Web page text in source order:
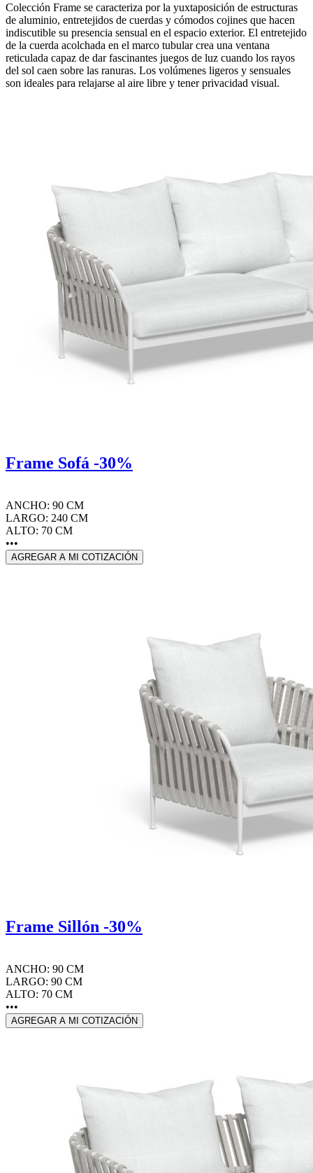
Colección Frame se caracteriza por la yuxtaposición de estructuras
de aluminio, entretejidos de cuerdas y cómodos cojines que hacen
indiscutible su presencia sensual en el espacio exterior. El entretejido
de la cuerda acolchada en el marco tubular crea una ventana
reticulada capaz de dar fascinantes juegos de luz cuando los rayos
del sol caen sobre las ranuras. Los volúmenes ligeros y sensuales
son ideales para relajarse al aire libre y tener privacidad visual.
Frame Sofá -30%
ANCHO: 90 CM
LARGO: 240 CM
ALTO: 70 CM
•••
AGREGAR A MI COTIZACIÓN
Frame Sillón -30%
ANCHO: 90 CM
LARGO: 90 CM
ALTO: 70 CM
•••
AGREGAR A MI COTIZACIÓN